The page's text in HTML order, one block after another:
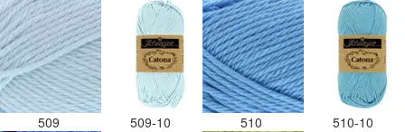
509 509-10 510 510-10